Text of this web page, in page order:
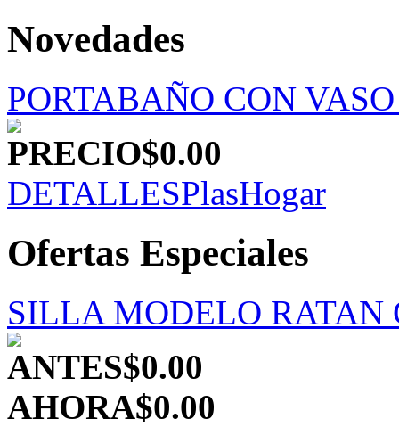
Novedades
PORTABAÑO CON
PRECIO$0.00
DETALLESPlasHogar
Ofertas Especiales
SILLA MODELO RATAN
ANTES$0.00
AHORA$0.00